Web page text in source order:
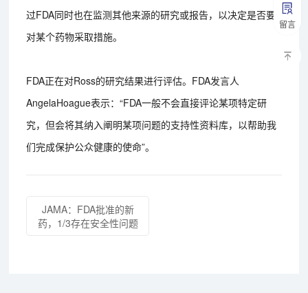
留言
过FDA同时也在监测其他来源的研究或报告，以决定是否要
对某个药物采取措施。
FDA正在对Ross的研究结果进行评估。FDA发言人
AngelaHoague表示：“FDA一般不会直接评论某项特定研
究，但会将其纳入阐明某项问题的支持性资料库，以帮助我
们完成保护公众健康的使命”。
JAMA：FDA批准的新
药，1/3存在安全性问题